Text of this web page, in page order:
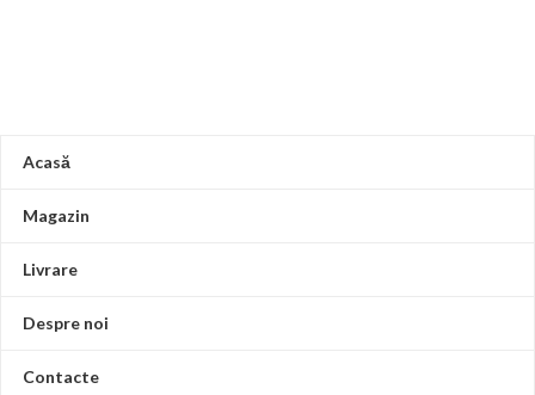
Acasă
Magazin
Livrare
Despre noi
Contacte